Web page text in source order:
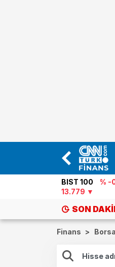
BIST 100
% -
13.779
SON
ihracat yasağı bakır fiya...
Finans > Borsa